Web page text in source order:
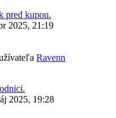
pred kupou.
2025, 21:19
Ravenn
2025, 19:28